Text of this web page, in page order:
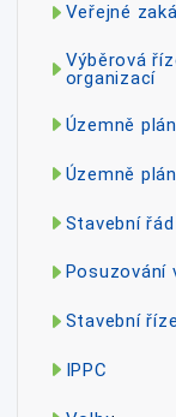
Veřejné
Výběrová
organizací
Územně
Územně
Stavební
Posuzování
Stavební
IPPC